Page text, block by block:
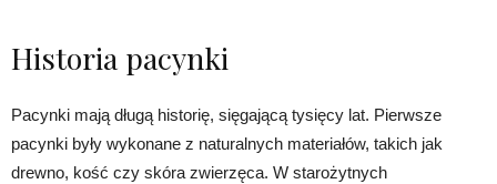
Historia pacynki
Pacynki mają długą historię, sięgającą tysięcy lat. Pierwsze
pacynki były wykonane z naturalnych materiałów, takich jak
drewno, kość czy skóra zwierzęca. W starożytnych